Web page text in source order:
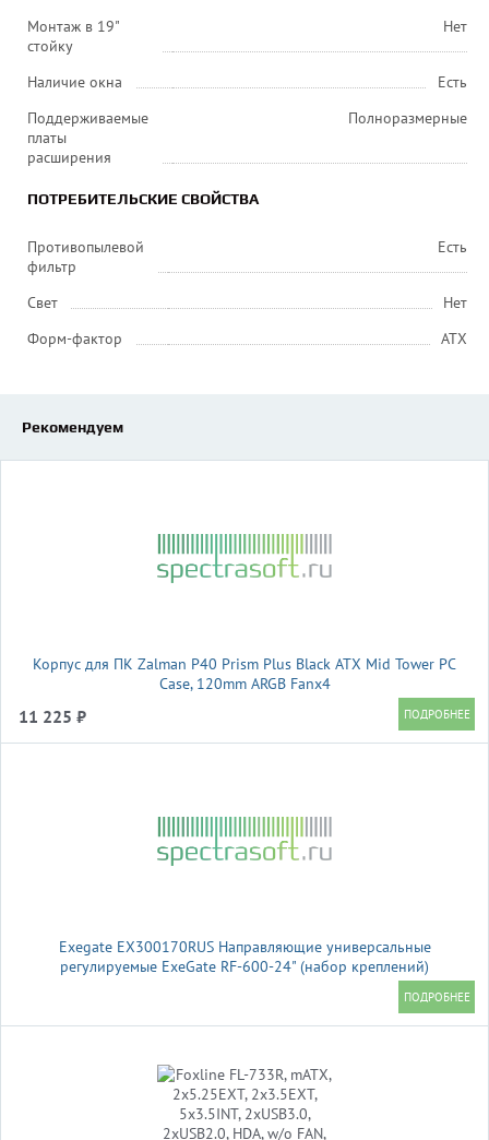
Монтаж в 19"
стойку
Нет
Наличие окна
Есть
Поддерживаемые
платы
расширения
Полноразмерные
ПОТРЕБИТЕЛЬСКИЕ СВОЙСТВА
Противопылевой
фильтр
Есть
Свет
Нет
Форм-фактор
ATX
Рекомендуем
Корпус для ПК Zalman P40 Prism Plus Black ATX Mid Tower PC
Case, 120mm ARGB Fanx4
11 225 ₽
Exegate EX300170RUS Направляющие универсальные
регулируемые ExeGate RF-600-24" (набор креплений)
(продольные , высота 43 мм, длина в сложенном/раздвинутом